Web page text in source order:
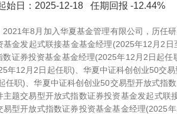
始日：2025-12-18 任期回报 -12.44%
2021年8月加入华夏基金管理有限公司，历任
基金发起式联接基金基金经理(2025年12月2
数证券投资基金基金经理(2025年12月2日起
年12月2日起任职)、华夏中证科创创业50交
任职)、华夏中证科创创业50交易型开放式指
主题交易型开放式指数证券投资基金发起式联
易型开放式指数证券投资基金基金经理(2025